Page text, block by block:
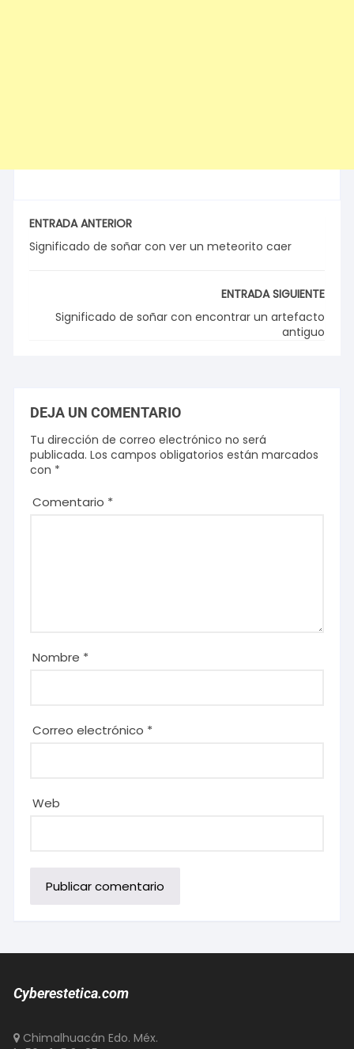
ENTRADA ANTERIOR
Significado de soñar con ver un meteorito caer
ENTRADA SIGUIENTE
Significado de soñar con encontrar un artefacto
antiguo
DEJA UN COMENTARIO
Tu dirección de correo electrónico no será
publicada. Los campos obligatorios están marcados
con *
Comentario *
Nombre *
Correo electrónico *
Web
Cyberestetica.com
Chimalhuacán Edo. Méx.